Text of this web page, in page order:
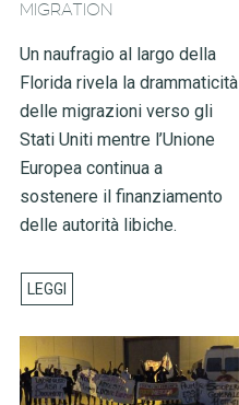
MIGRATION
Un naufragio al largo della
Florida rivela la drammaticità
delle migrazioni verso gli
Stati Uniti mentre l’Unione
Europea continua a
sostenere il finanziamento
delle autorità libiche.